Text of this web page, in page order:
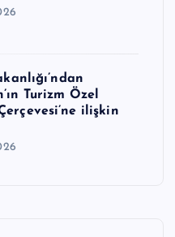
Turizm Özel
ilişkin